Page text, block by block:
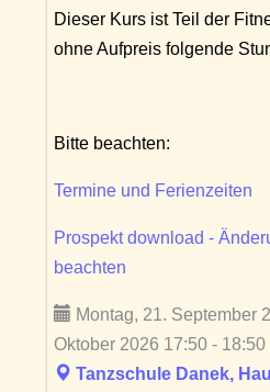
Dieser Kurs ist Teil der
ohne Aufpreis folgende
Bitte beachten:
Termine und Ferienzeiten
Prospekt download -
beachten
Montag, 21. September
Oktober 2026 17:50 - 18:50
Tanzschule Danek,